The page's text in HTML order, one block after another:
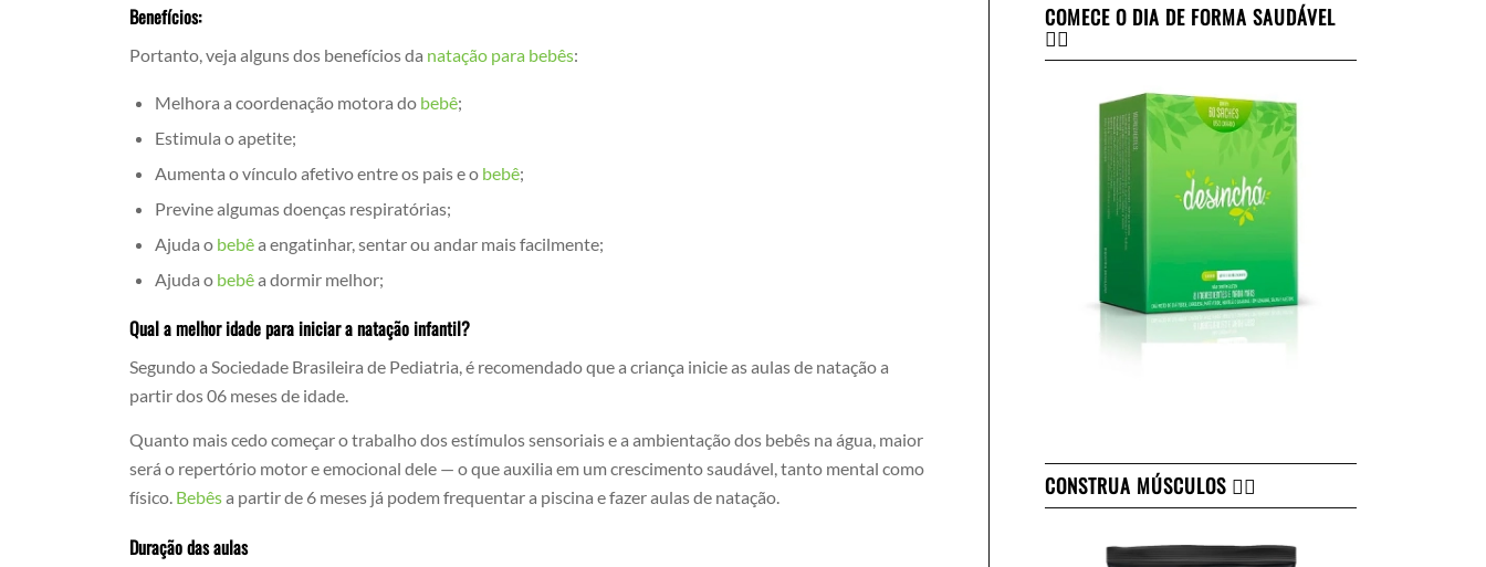
Benefícios:
Portanto, veja alguns dos benefícios da natação para bebês:
Melhora a coordenação motora do bebê;
Estimula o apetite;
Aumenta o vínculo afetivo entre os pais e o bebê;
Previne algumas doenças respiratórias;
Ajuda o bebêa engatinhar, sentar ou andar mais facilmente;
Ajuda o bebêa dormir melhor;
Qual a melhor idade para iniciar a natação infantil?
Segundo a Sociedade Brasileira de Pediatria, é recomendado que a criança inicie as aulas de natação a
partir dos 06 meses de idade.
Quanto mais cedo começar o trabalho dos estímulos sensoriais e a ambientação dos bebês na água, maior
será o repertório motor e emocional dele — o que auxilia em um crescimento saudável, tanto mental como
físico. Bebêsa partir de 6 meses já podem frequentar a piscina e fazer aulas de natação.
Duração das aulas
COMECE O DIA DE FORMA SAUDÁVEL
👇🏻
CONSTRUA MÚSCULOS 👇🏻